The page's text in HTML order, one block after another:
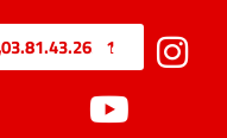
03.81.43.26.71